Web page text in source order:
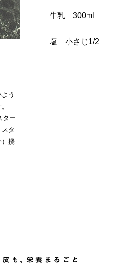
牛乳 300ml
塩 小さじ1/2
う
ター
タ
）攪